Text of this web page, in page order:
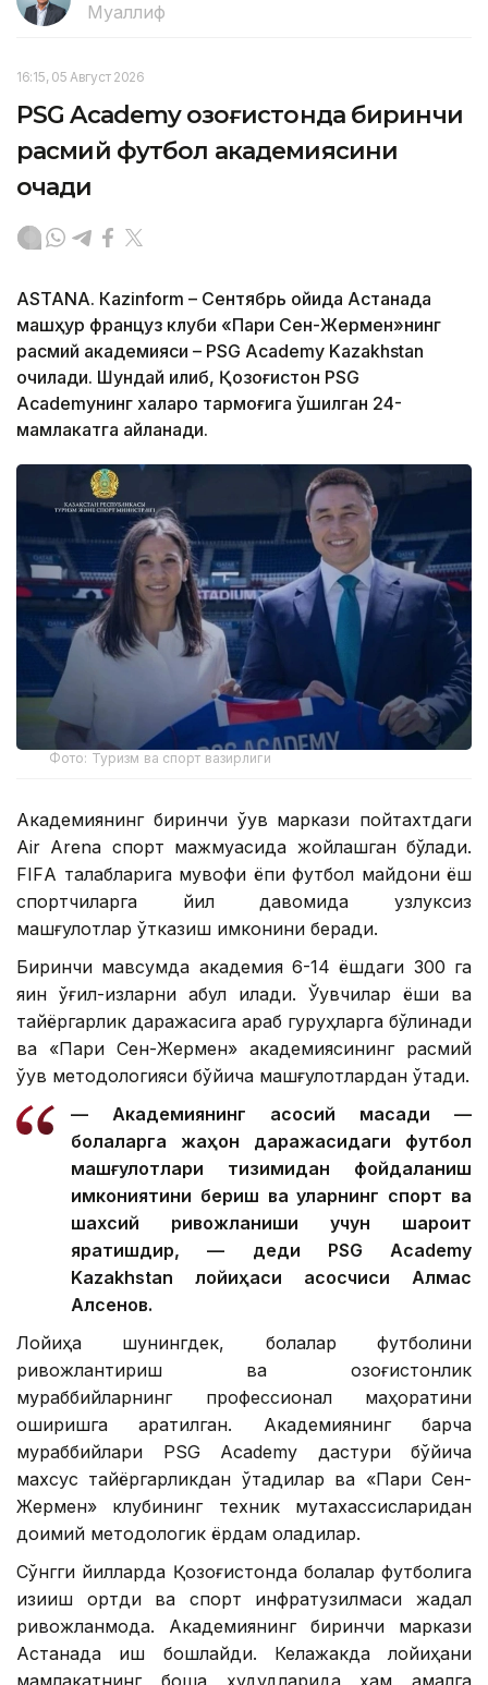
Муаллиф
16:15, 05 Август 2026
PSG Academy Қозоғистонда биринчи
расмий футбол академиясини
очади
ASTANА. Кazinform – Сентябрь ойида Астанада
машҳур француз клуби «Пари Сен-Жермен»нинг
расмий академияси – PSG Academy Kazakhstan
очилади. Шундай қилиб, Қозоғистон PSG
Academyнинг халқаро тармоғига қўшилган 24-
мамлакатга айланади.
Фото: Туризм ва спорт вазирлиги
Академиянинг биринчи ўқув маркази пойтахтдаги
Air Arena спорт мажмуасида жойлашган бўлади.
FIFА талабларига мувофиқ ёпиқ футбол майдони ёш
спортчиларга йил давомида узлуксиз
машғулотлар ўтказиш имконини беради.
Биринчи мавсумда академия 6-14 ёшдаги 300 га
яқин ўғил-қизларни қабул қилади. Ўқувчилар ёши ва
тайёргарлик даражасига қараб гуруҳларга бўлинади
ва «Пари Сен-Жермен» академиясининг расмий
ўқув методологияси бўйича машғулотлардан ўтади.
— Академиянинг асосий мақсади —
болаларга жаҳон даражасидаги футбол
машғулотлари тизимидан фойдаланиш
имкониятини бериш ва уларнинг спорт ва
шахсий ривожланиши учун шароит
яратишдир, — деди PSG Academy
Kazakhstan лойиҳаси асосчиси Алмас
Алсенов.
Лойиҳа шунингдек, болалар футболини
ривожлантириш ва қозоғистонлик
мураббийларнинг профессионал маҳоратини
оширишга қаратилган. Академиянинг барча
мураббийлари PSG Academy дастури бўйича
махсус тайёргарликдан ўтадилар ва «Пари Сен-
Жермен» клубининг техник мутахассисларидан
доимий методологик ёрдам оладилар.
Сўнгги йилларда Қозоғистонда болалар футболига
қизиқиш ортди ва спорт инфратузилмаси жадал
ривожланмоқда. Академиянинг биринчи маркази
Астанада иш бошлайди. Келажакда лойиҳани
мамлакатнинг бошқа ҳудудларида ҳам амалга